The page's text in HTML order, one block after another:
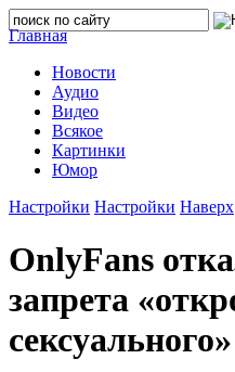
Главная
Новости
Аудио
Видео
Всякое
Картинки
Юмор
Настройки Настройки Наверх
OnlyFans
запрета